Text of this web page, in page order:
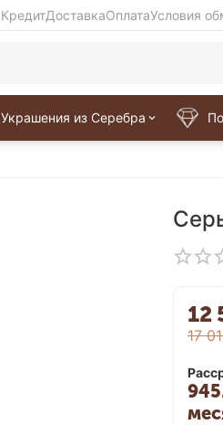
КредитДоставкаОплатаУсловия
Украшения из Серебра
12
17